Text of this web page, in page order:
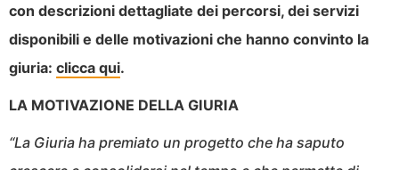
con descrizioni dettagliate dei percorsi, dei servizi
disponibili e delle motivazioni che hanno convinto la
giuria: clicca qui.
LA MOTIVAZIONE DELLA GIURIA
“La Giuria ha premiato un progetto che ha saputo